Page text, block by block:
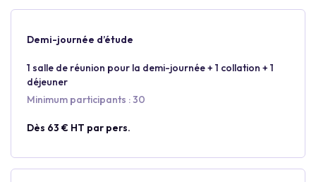
Demi-journée d’étude
1 salle de réunion pour la demi-journée + 1 collation + 1
déjeuner
Minimum participants : 30
Dès 63 € HT par pers.